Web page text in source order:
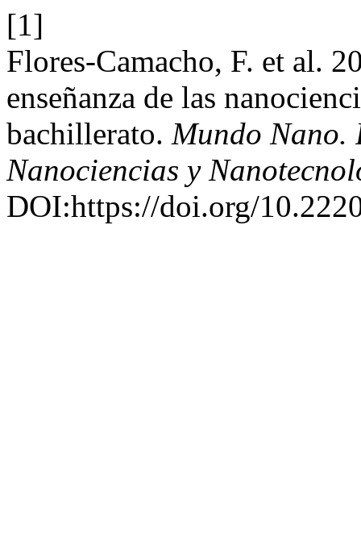
[1]
Flores-Camacho, F. et al.
enseñanza de las
bachillerato. Mundo Nano.
Nanociencias y
DOI:https://doi.org/